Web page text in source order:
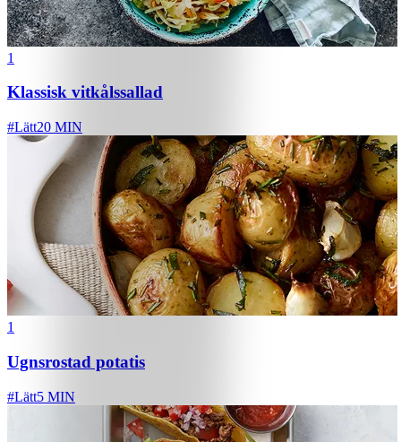
1
Klassisk vitkålssallad
#Lätt20 MIN
1
Ugnsrostad potatis
#Lätt5 MIN